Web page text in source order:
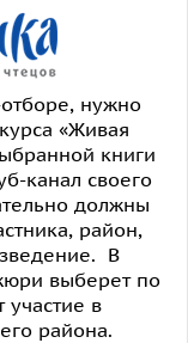
нужно
«Живая
книги
канал своего
должны
район,
В
выберет по
участие в
района.